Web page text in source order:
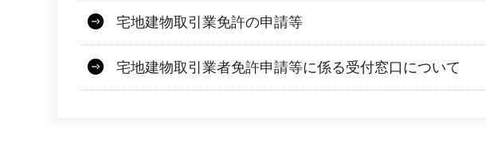
宅地建物取引業免許の申請等
宅地建物取引業者免許申請等に係る受付窓口について